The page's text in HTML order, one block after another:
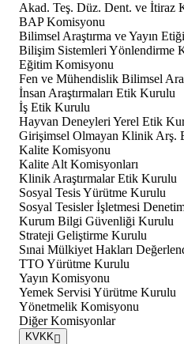
Akad. Teş. Düz. Dent. ve İtiraz
BAP Komisyonu
Bilimsel Araştırma ve Yayın
Bilişim Sistemleri Yönlendirme
Eğitim Komisyonu
Fen ve Mühendislik Bilimsel
İnsan Araştırmaları Etik Kurulu
İş Etik Kurulu
Hayvan Deneyleri Yerel Etik
Girişimsel Olmayan Klinik Arş.
Kalite Komisyonu
Kalite Alt Komisyonları
Klinik Araştırmalar Etik Kurulu
Sosyal Tesis Yürütme Kurulu
Sosyal Tesisler İşletmesi
Kurum Bilgi Güvenliği Kurulu
Strateji Geliştirme Kurulu
Sınai Mülkiyet Hakları
TTO Yürütme Kurulu
Yayın Komisyonu
Yemek Servisi Yürütme Kurulu
Yönetmelik Komisyonu
Diğer Komisyonlar
KVKK